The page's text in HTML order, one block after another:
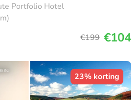
Portfolio Hotel
€199 €104
23% korting